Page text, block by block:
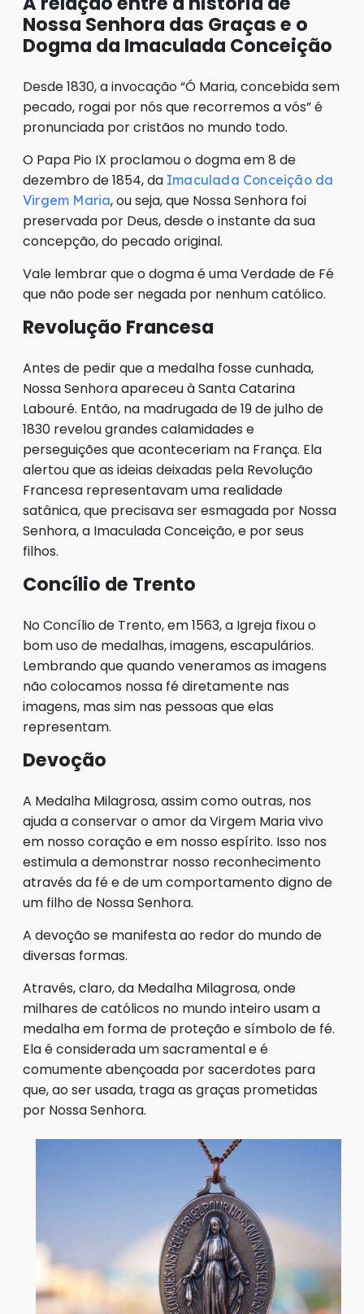
Nossa Senhora das Graças e o
Dogma da Imaculada Conceição
Desde 1830, a invocação “Ó Maria, concebida sem
pecado, rogai por nós que recorremos a vós” é
pronunciada por cristãos no mundo todo.
O Papa Pio IX proclamou o dogma em 8 de
dezembro de 1854, da Imaculada Conceição da
Virgem Maria, ou seja, que Nossa Senhora foi
preservada por Deus, desde o instante da sua
concepção, do pecado original.
Vale lembrar que o dogma é uma Verdade de Fé
que não pode ser negada por nenhum católico.
Revolução Francesa
Antes de pedir que a medalha fosse cunhada,
Nossa Senhora apareceu à Santa Catarina
Labouré. Então, na madrugada de 19 de julho de
1830 revelou grandes calamidades e
perseguições que aconteceriam na França. Ela
alertou que as ideias deixadas pela Revolução
Francesa representavam uma realidade
satânica, que precisava ser esmagada por Nossa
Senhora, a Imaculada Conceição, e por seus
filhos.
Concílio de Trento
No Concílio de Trento, em 1563, a Igreja fixou o
bom uso de medalhas, imagens, escapulários.
Lembrando que quando veneramos as imagens
não colocamos nossa fé diretamente nas
imagens, mas sim nas pessoas que elas
representam.
Devoção
A Medalha Milagrosa, assim como outras, nos
ajuda a conservar o amor da Virgem Maria vivo
em nosso coração e em nosso espírito. Isso nos
estimula a demonstrar nosso reconhecimento
através da fé e de um comportamento digno de
um filho de Nossa Senhora.
A devoção se manifesta ao redor do mundo de
diversas formas.
Através, claro, da Medalha Milagrosa, onde
milhares de católicos no mundo inteiro usam a
medalha em forma de proteção e símbolo de fé.
Ela é considerada um sacramental e é
comumente abençoada por sacerdotes para
que, ao ser usada, traga as graças prometidas
por Nossa Senhora.